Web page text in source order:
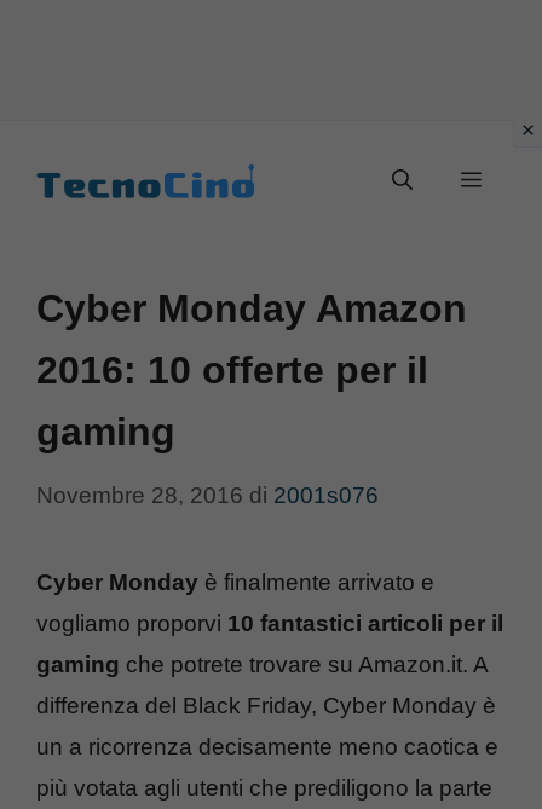
Menu
Cyber Monday Amazon
2016: 10 offerte per il
gaming
Novembre 28, 2016 di 2001s076
Cyber Monday è finalmente arrivato e
vogliamo proporvi 10 fantastici articoli per il
gaming che potrete trovare su Amazon.it. A
differenza del Black Friday, Cyber Monday è
un a ricorrenza decisamente meno caotica e
più votata agli utenti che prediligono la parte